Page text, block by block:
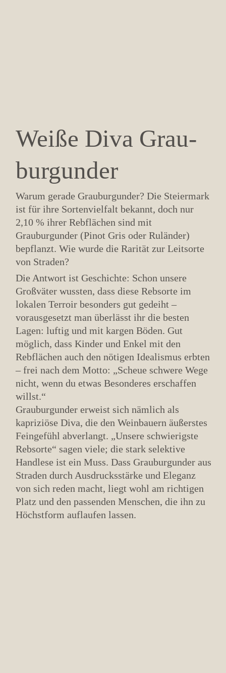
Weiße Diva Grau­­
bur­­­gunder
Warum gerade Grauburgunder? Die Steiermark
ist für ihre Sortenvielfalt bekannt, doch nur
2,10 % ihrer Rebflächen sind mit
Grauburgunder (Pinot Gris oder Ruländer)
bepflanzt. Wie wurde die Rarität zur Leitsorte
von Straden?
Die Antwort ist Geschichte: Schon unsere
Großväter wussten, dass diese Rebsorte im
lokalen Terroir besonders gut gedeiht –
vorausgesetzt man überlässt ihr die besten
Lagen: luftig und mit kargen Böden. Gut
möglich, dass Kinder und Enkel mit den
Rebflächen auch den nötigen Idealismus erbten
– frei nach dem Motto: „Scheue schwere Wege
nicht, wenn du etwas Besonderes erschaffen
willst.“
Grauburgunder erweist sich nämlich als
kapriziöse Diva, die den Weinbauern äußerstes
Feingefühl abverlangt. „Unsere schwierigste
Rebsorte“ sagen viele; die stark selektive
Handlese ist ein Muss. Dass Grauburgunder aus
Straden durch Ausdrucksstärke und Eleganz
von sich reden macht, liegt wohl am richtigen
Platz und den passenden Menschen, die ihn zu
Höchstform auflaufen lassen.